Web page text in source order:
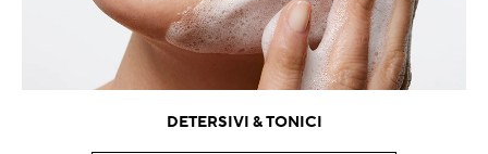
DETERSIVI & TONICI